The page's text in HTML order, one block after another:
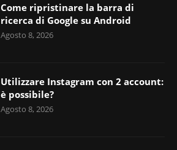
Come ripristinare la barra di
ricerca di Google su Android
Agosto 8, 2026
Utilizzare Instagram con 2 account:
è possibile?
Agosto 8, 2026